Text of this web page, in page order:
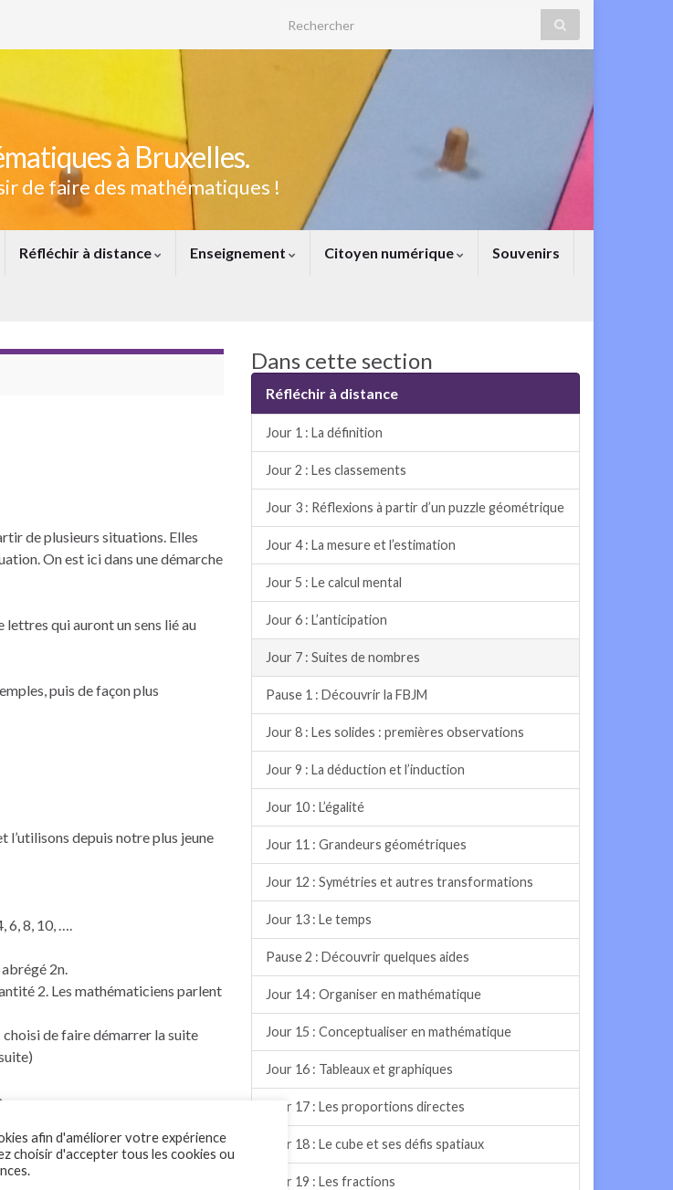
Search for:
à Bruxelles.
de faire des mathématiques !
Réfléchir à distance Enseignement Citoyen numérique Souvenirs
de plusieurs situations. Elles
On est ici dans une démarche
lettres qui auront un sens lié au
puis de façon plus
l’utilisons depuis notre plus jeune
6, 8, 10, ….
2n.
2. Les mathématiciens parlent
choisi de faire démarrer la suite
…
signifie qu’on ajoute toujours 5)
à leur aire. On obtient 1, 4, 9,
Dans cette section
Réfléchir à distance
Jour 1 : La définition
Jour 2 : Les classements
Jour 3 : Réflexions à partir d’un puzzle géométrique
Jour 4 : La mesure et l’estimation
Jour 5 : Le calcul mental
Jour 6 : L’anticipation
Jour 7 : Suites de nombres
Pause 1 : Découvrir la FBJM
Jour 8 : Les solides : premières observations
Jour 9 : La déduction et l’induction
Jour 10 : L’égalité
Jour 11 : Grandeurs géométriques
Jour 12 : Symétries et autres transformations
Jour 13 : Le temps
Pause 2 : Découvrir quelques aides
Jour 14 : Organiser en mathématique
Jour 15 : Conceptualiser en mathématique
Jour 16 : Tableaux et graphiques
Jour 17 : Les proportions directes
Jour 18 : Le cube et ses défis spatiaux
Jour 19 : Les fractions
afin d'améliorer votre expérience
choisir d'accepter tous les cookies ou